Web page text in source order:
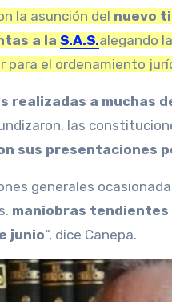
la asunción del nuevo
a la S.A.S.alegando
para el ordenamiento
realizadas a muchas
las
sus presentaciones
generales
maniobras
junio“, dice Canepa.